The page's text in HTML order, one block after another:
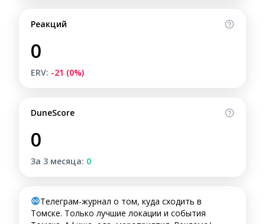
Реакций
0
ERV: -21 (0%)
DuneScore
0
За 3 месяца: 0
Телеграм-журнал о том, куда сходить в
Томске. Только лучшие локации и события